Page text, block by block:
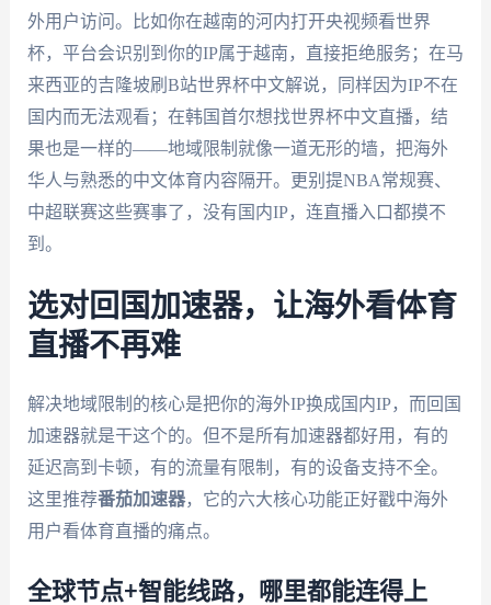
外用户访问。比如你在越南的河内打开央视频看世界
杯，平台会识别到你的IP属于越南，直接拒绝服务；在马
来西亚的吉隆坡刷B站世界杯中文解说，同样因为IP不在
国内而无法观看；在韩国首尔想找世界杯中文直播，结
果也是一样的——地域限制就像一道无形的墙，把海外
华人与熟悉的中文体育内容隔开。更别提NBA常规赛、
中超联赛这些赛事了，没有国内IP，连直播入口都摸不
到。
选对回国加速器，让海外看体育
直播不再难
解决地域限制的核心是把你的海外IP换成国内IP，而回国
加速器就是干这个的。但不是所有加速器都好用，有的
延迟高到卡顿，有的流量有限制，有的设备支持不全。
这里推荐番茄加速器，它的六大核心功能正好戳中海外
用户看体育直播的痛点。
全球节点+智能线路，哪里都能连得上